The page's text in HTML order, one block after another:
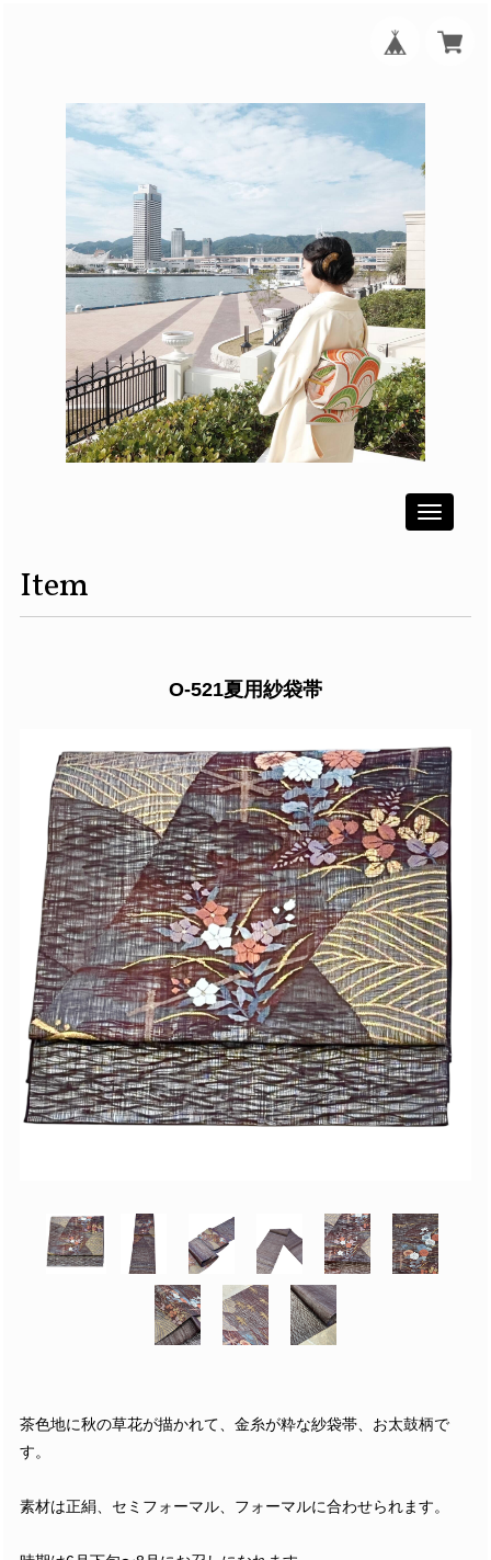
Toggle
Item
O-521夏用紗袋帯
茶色地に秋の草花が描かれて、金糸が粋な紗袋帯、お太鼓柄で
す。
素材は正絹、セミフォーマル、フォーマルに合わせられます。